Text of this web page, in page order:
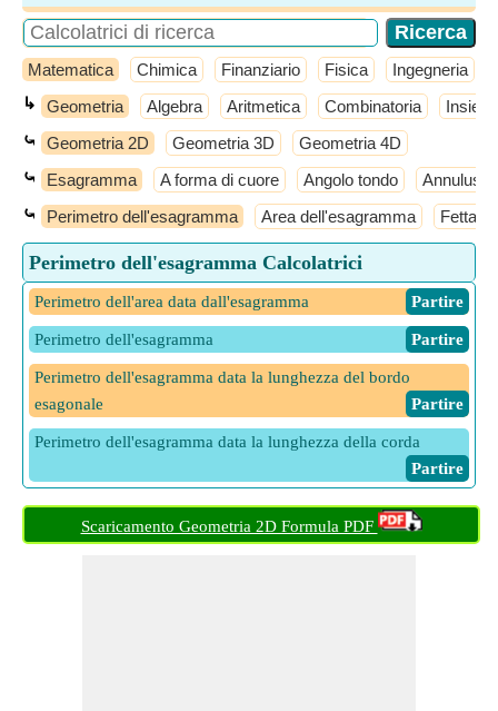
Matematica Chimica Finanziario Fisica Ingegneria
↳ Geometria Algebra Aritmetica Combinatoria
⤿ Geometria 2D Geometria 3D Geometria 4D
⤿ Esagramma A forma di cuore Angolo tondo Annulus
⤿ Perimetro dell'esagramma Area dell'esagramma Fetta
Perimetro dell'esagramma Calcolatrici
Perimetro dell'area data dall'esagramma ​ Partire
Perimetro dell'esagramma ​ Partire
Perimetro dell'esagramma data la lunghezza del bordo
esagonale
​ Partire
Perimetro dell'esagramma data la lunghezza della corda
​ Partire
Scaricamento Geometria 2D Formula PDF